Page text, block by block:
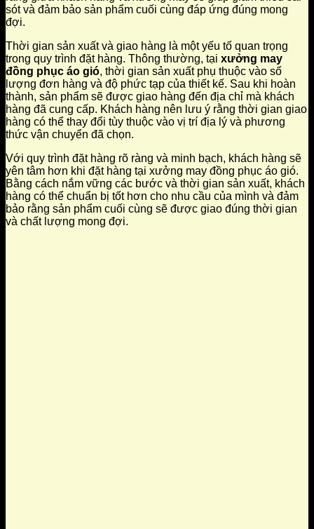
sót và đảm bảo sản phẩm cuối cùng đáp ứng đúng mong
đợi.
Thời gian sản xuất và giao hàng là một yếu tố quan trọng
trong quy trình đặt hàng. Thông thường, tại xưởng may
đồng phục áo gió, thời gian sản xuất phụ thuộc vào số
lượng đơn hàng và độ phức tạp của thiết kế. Sau khi hoàn
thành, sản phẩm sẽ được giao hàng đến địa chỉ mà khách
hàng đã cung cấp. Khách hàng nên lưu ý rằng thời gian giao
hàng có thể thay đổi tùy thuộc vào vị trí địa lý và phương
thức vận chuyển đã chọn.
Với quy trình đặt hàng rõ ràng và minh bạch, khách hàng sẽ
yên tâm hơn khi đặt hàng tại xưởng may đồng phục áo gió.
Bằng cách nắm vững các bước và thời gian sản xuất, khách
hàng có thể chuẩn bị tốt hơn cho nhu cầu của mình và đảm
bảo rằng sản phẩm cuối cùng sẽ được giao đúng thời gian
và chất lượng mong đợi.